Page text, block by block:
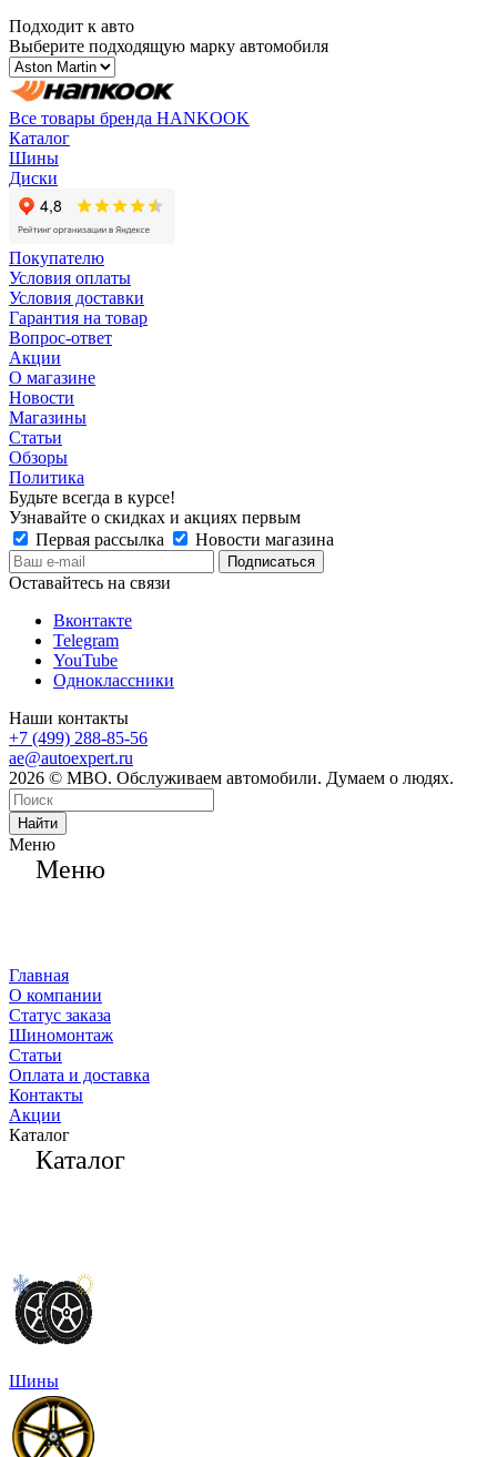
Подходит к авто
Выберите подходящую марку автомобиля
Все товары бренда HANKOOK
Каталог
Шины
Диски
Покупателю
Условия оплаты
Условия доставки
Гарантия на товар
Вопрос-ответ
Акции
О магазине
Новости
Магазины
Статьи
Обзоры
Политика
Будьте всегда в курсе!
Узнавайте о скидках и акциях первым
Первая рассылка
Новости магазина
Оставайтесь на связи
Вконтакте
Telegram
YouTube
Одноклассники
Наши контакты
+7 (499) 288-85-56
ae@autoexpert.ru
2026 © МВО. Обслуживаем автомобили. Думаем о людях.
Найти
Меню
Меню
Главная
О компании
Статус заказа
Шиномонтаж
Статьи
Оплата и доставка
Контакты
Акции
Каталог
Каталог
Шины